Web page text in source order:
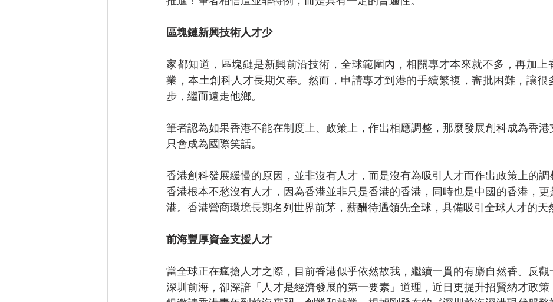
區塊鏈新興技術人才少
家都知道，區塊鏈是新興前沿技術，全球範圍內，相關專才本來就不多，再加上
業，本土創科人才長期欠奉。然而，申請專才到港的手續繁複，審批困難，讓很
步，繼而遠走他鄉。
筆者認為如果香港不能在制度上、政策上，作出相應調整，那麼發展創科成為香港
只會成為國際笑話。
香港創科發展緩慢的原因，並非沒有人才，而是沒有為吸引人才而作出政策上的調
香港根本不愁沒有人才，因為香港並非只是香港的香港，同時也是中國的香港，更
港。香港營商環境長期名列世界前茅，薪酬待遇領先全球，具備吸引全球人才的天
前海豐厚資金支援人才
當全球正在瘋搶人才之際，目前香港似乎依然故我，繼續一貫的有麝自然香。反觀
深圳前海，卻深諳「人才是經濟發展的第一要素」道理，近日更提升招賢納才政策